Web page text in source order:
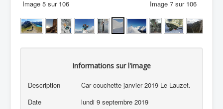
Image 5 sur 106
Image 7 sur 106
Informations sur l'image
Description
Car couchette janvier 2019 Le Lauzet.
Date
lundi 9 septembre 2019